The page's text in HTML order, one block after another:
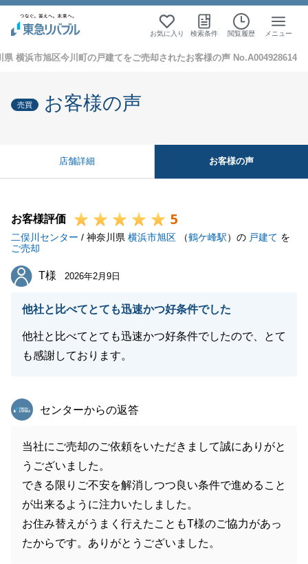
お気に入り 検索条件 閲覧履歴 メニュー
県 横浜市旭区今川町の戸建てをご売却されたお客様の声 No.A004928614
売買 お客様の声
店舗詳細 お客様の声
お客様評価 5
二俣川センター / 神奈川県 横浜市旭区 （鶴ケ峰駅）の 戸建て を
ご売却
T様
T様 2026年2月9日
他社と比べてとても迅速かつ好条件でした
他社と比べてとても迅速かつ好条件でしたので、とて
も感謝しております。
東急リバブル
センターからの返答
当社にご売却のご依頼をいただきまして誠にありがと
うございました。
できる限りご不安を解消しつつ良い条件で進めること
が出来るように注力いたしました。
お住み替えがうまく行えたこともT様のご協力があっ
たからです。ありがとうございました。